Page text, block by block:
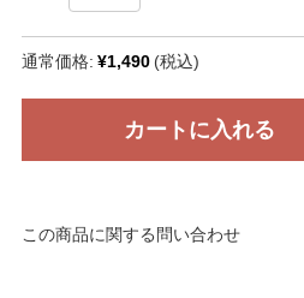
通常価格: ¥1,490 (税込)
カートに入れる
この商品に関する問い合わせ